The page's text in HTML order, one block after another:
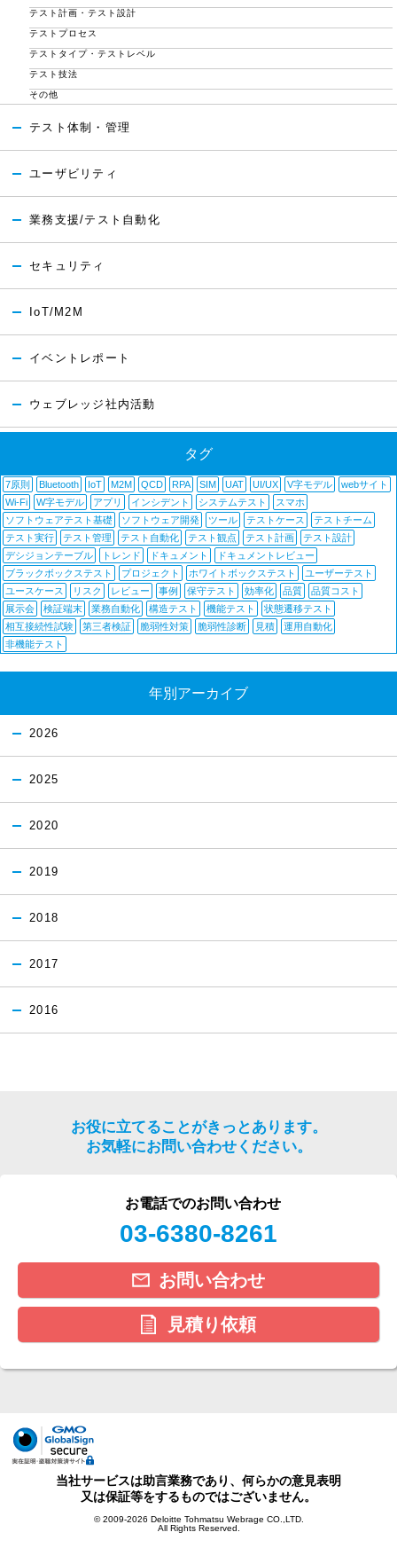
テスト計画・テスト設計
テストプロセス
テストタイプ・テストレベル
テスト技法
その他
テスト体制・管理
ユーザビリティ
業務支援/テスト自動化
セキュリティ
IoT/M2M
イベントレポート
ウェブレッジ社内活動
タグ
7原則 Bluetooth IoT M2M QCD RPA SIM UAT UI/UX V字モデル
webサイト
Wi-Fi
W字モデル アプリ インシデント システムテスト
スマホ
ソフトウェアテスト基礎
ソフトウェア開発 ツール テストケース
テストチーム
テスト実行
テスト管理 テスト自動化 テスト観点 テスト計画
テスト設計
デシジョンテーブル
トレンド ドキュメント
ドキュメントレビュー
ブラックボックステスト
プロジェクト ホワイトボックステスト
ユーザーテスト
ユースケース
リスク レビュー 事例 保守テスト 効率化 品質
品質コスト
展示会
検証端末 業務自動化 構造テスト 機能テスト
状態遷移テスト
相互接続性試験
第三者検証 脆弱性対策 脆弱性診断 見積
運用自動化
非機能テスト
年別アーカイブ
2026
2025
2020
2019
2018
2017
2016
お役に立てることがきっとあります。
お気軽にお問い合わせください。
お電話でのお問い合わせ
03-6380-8261
お問い合わせ
見積り依頼
当社サービスは助言業務であり、何らかの意見表明
又は保証等をするものではございません。
© 2009-2026 Deloitte Tohmatsu Webrage CO.,LTD.
All Rights Reserved.